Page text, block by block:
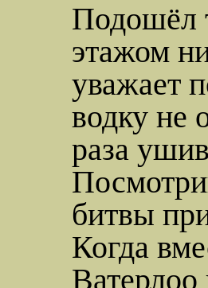
Подошёл
этажом
уважает
водку не
раза
битвы
Когда